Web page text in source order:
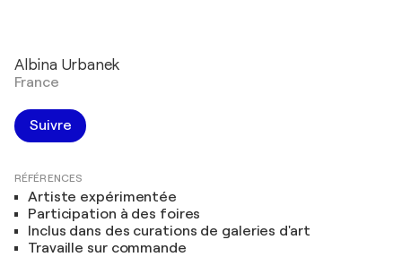
Albina Urbanek
France
Suivre
RÉFÉRENCES
Artiste expérimentée
Participation à des foires
Inclus dans des curations de galeries d'art
Travaille sur commande